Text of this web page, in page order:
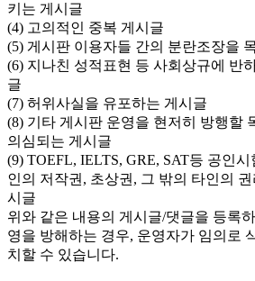
키는 게시글
(4) 고의적인 중복 게시글
(5) 게시판 이용자들 간의 분란조장을
(6) 지나친 성적표현 등 사회상규에 반
글
(7) 허위사실을 유포하는 게시글
(8) 기타 게시판 운영을 현저히 방행할
의심되는 게시글
(9) TOEFL, IELTS, GRE, SAT등 공인
인의 저작권, 초상권, 그 밖의 타인의
시글
위와 같은 내용의 게시글/댓글을 등록
영을 방해하는 경우, 운영자가 임의로
치할 수 있습니다.